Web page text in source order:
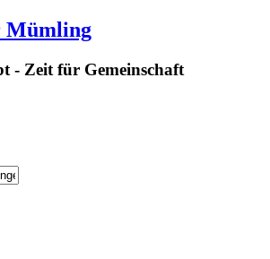
Mümling
- Zeit für Gemeinschaft